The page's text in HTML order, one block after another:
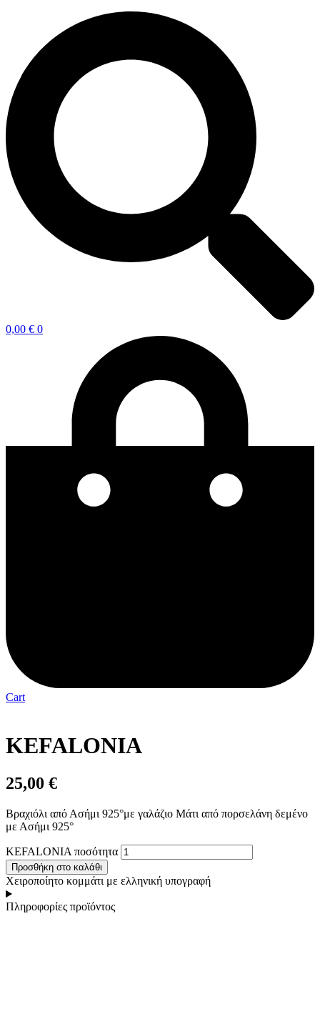
0,00 € 0
Cart
KEFALONIA
25,00 €
Βραχιόλι από Ασήμι 925°με γαλάζιο Μάτι από πορσελάνη δεμένο
με Ασήμι 925°
KEFALONIA ποσότητα
Προσθήκη στο καλάθι
Χειροποίητο κομμάτι με ελληνική υπογραφή
Πληροφορίες προϊόντος